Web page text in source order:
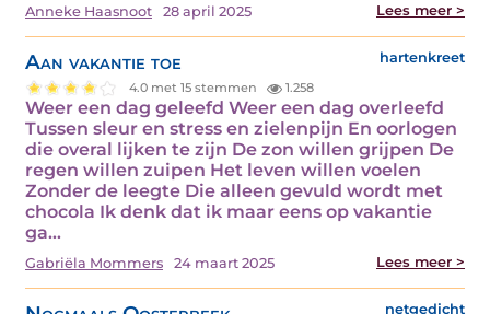
Anneke Haasnoot 28 april 2025 Lees meer >
Aan vakantie toe hartenkreet
4.0 met 15 stemmen 1.258
Weer een dag geleefd Weer een dag overleefd
Tussen sleur en stress en zielenpijn En oorlogen
die overal lijken te zijn De zon willen grijpen De
regen willen zuipen Het leven willen voelen
Zonder de leegte Die alleen gevuld wordt met
chocola Ik denk dat ik maar eens op vakantie
ga…
Gabriëla Mommers 24 maart 2025 Lees meer >
netgedicht